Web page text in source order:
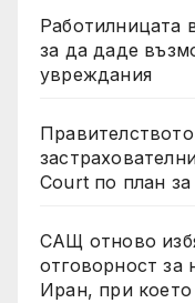
Работилницата
за да даде
увреждания
Court по план
САЩ отново
отговорност за
Иран, при което